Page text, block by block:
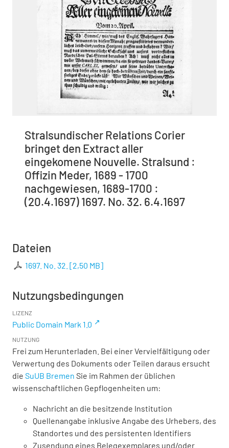
Stralsundischer Relations Corier
bringet den Extract aller
eingekomene Nouvelle. Stralsund :
Offizin Meder, 1689 - 1700
nachgewiesen, 1689-1700 :
(20.4.1697) 1697. No. 32. 6.4.1697
Dateien
1697. No. 32. [2,50 MB]
Nutzungsbedingungen
LIZENZ
Public Domain Mark 1.0
NUTZUNG
Frei zum Herunterladen. Bei einer Vervielfältigung oder
Verwertung des Dokuments oder Teilen daraus ersucht
die SuUB Bremen Sie im Rahmen der üblichen
wissenschaftlichen Gepflogenheiten um:
Nachricht an die besitzende Institution
Quellenangabe inklusive Angabe des Urhebers, des
Standortes und des persistenten Identifiers
Zusendung eines Belegexemplares und/oder